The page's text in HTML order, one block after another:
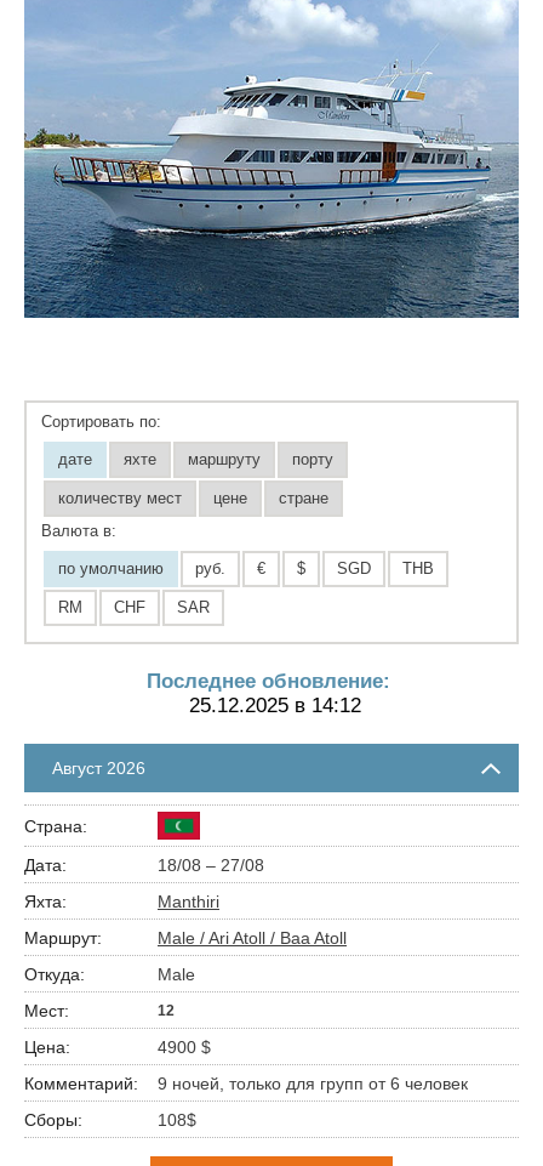
Сортировать по:
дате яхте маршруту порту
количеству мест цене
стране
Валюта в:
по умолчанию руб. € $ SGD THB
RM CHF SAR
Последнее обновление:
25.12.2025 в 14:12
Август 2026
18/08 – 27/08
Manthiri
Male / Ari Atoll / Baa Atoll
Male
12
4900 $
9 ночей, только для групп от 6 человек
108$